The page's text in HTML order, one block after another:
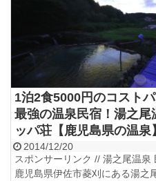
1泊2食5000円のコスト
最強の温泉民宿！湯之尾
ッパ荘【鹿児島県の温泉】
2014/12/20
スポンサーリンク // 湯之尾温泉
鹿児島県伊佐市菱刈にある湯之